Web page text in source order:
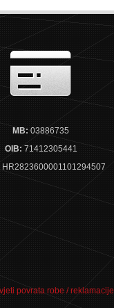
MB: 03886735
OIB: 71412305441
HR2823600001101294507
povrata robe / reklamacije